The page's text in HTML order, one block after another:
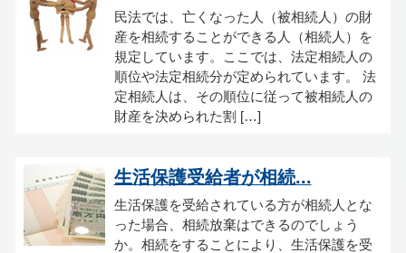
民法では、亡くなった人（被相続人）の財
産を相続することができる人（相続人）を
規定しています。ここでは、法定相続人の
順位や法定相続分が定められています。 法
定相続人は、その順位に従って被相続人の
財産を決められた割 […]
生活保護受給者が相続...
生活保護を受給されている方が相続人とな
った場合、相続放棄はできるのでしょう
か。相続をすることにより、生活保護を受